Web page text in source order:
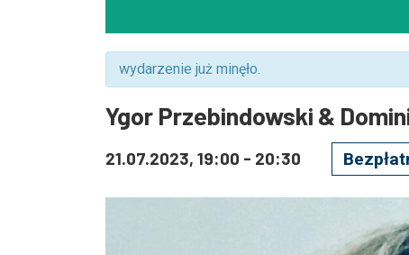
wydarzenie już minęło.
Ygor Przebindowski &
21.07.2023, 19:00 - 20:30